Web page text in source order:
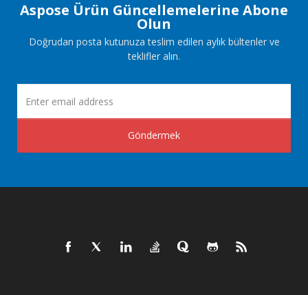
Aspose Ürün Güncellemelerine Abone
Olun
Doğrudan posta kutunuza teslim edilen aylık bültenler ve
teklifler alın.
Göndermek